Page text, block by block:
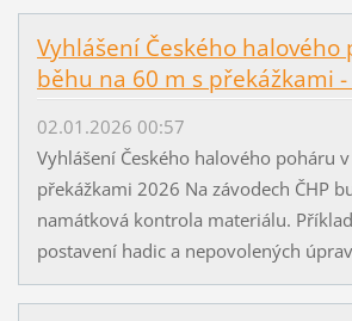
Vyhlášení Českého halového
běhu na 60 m s překážkami -
02.01.2026 00:57
Vyhlášení Českého halového poháru
překážkami 2026 Na závodech ČHP
namátková kontrola materiálu.
postavení hadic a nepovolených